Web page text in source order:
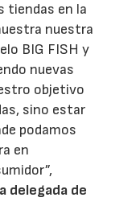
tiendas en la
nuestra
BIG FISH y
nuevas
objetivo
sino estar
podamos
en
delegada de